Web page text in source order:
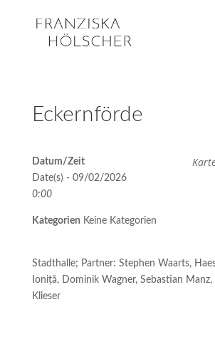
Eckernförde
Datum/Zeit
Date(s) - 09/02/2026
0:00
Kategorien Keine Kategorien
Stadthalle; Partner: Stephen Waarts,
Ioniță, Dominik Wagner, Sebastian Manz,
Klieser